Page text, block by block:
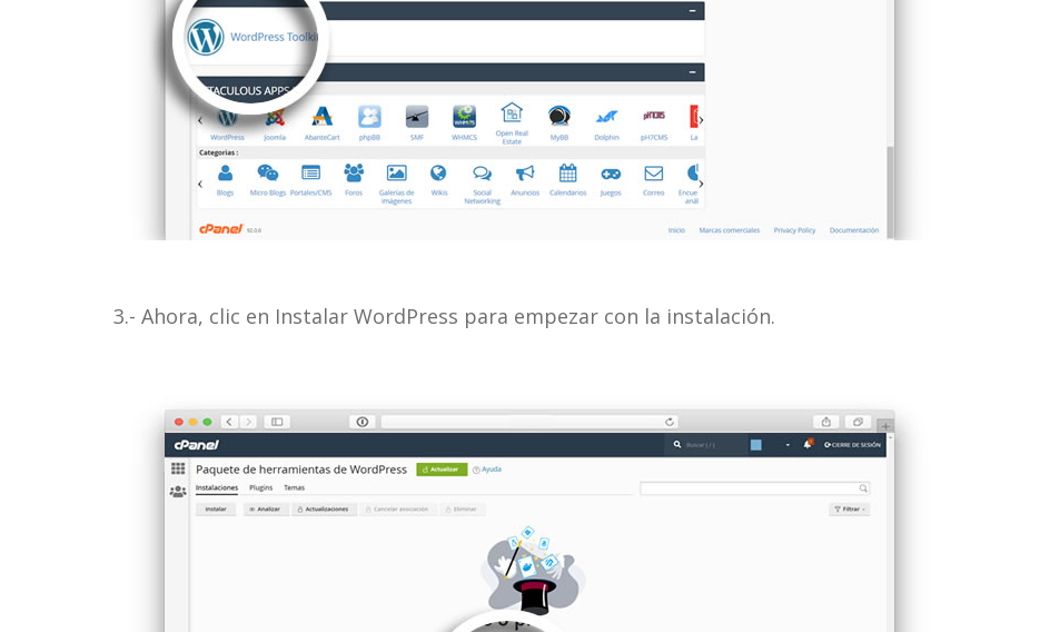
3.- Ahora, clic en Instalar WordPress para empezar con la instalación.